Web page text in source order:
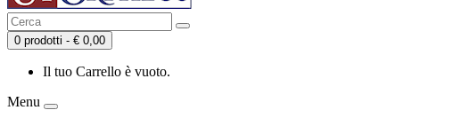
0 prodotti - € 0,00
Il tuo Carrello è vuoto.
Menu